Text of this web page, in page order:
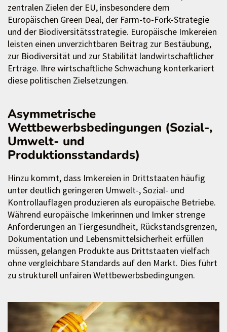
zentralen Zielen der EU, insbesondere dem
Europäischen Green Deal, der Farm-to-Fork-Strategie
und der Biodiversitätsstrategie. Europäische Imkereien
leisten einen unverzichtbaren Beitrag zur Bestäubung,
zur Biodiversität und zur Stabilität landwirtschaftlicher
Erträge. Ihre wirtschaftliche Schwächung konterkariert
diese politischen Zielsetzungen.
Asymmetrische
Wettbewerbsbedingungen (Sozial-,
Umwelt- und
Produktionsstandards)
Hinzu kommt, dass Imkereien in Drittstaaten häufig
unter deutlich geringeren Umwelt-, Sozial- und
Kontrollauflagen produzieren als europäische Betriebe.
Während europäische Imkerinnen und Imker strenge
Anforderungen an Tiergesundheit, Rückstandsgrenzen,
Dokumentation und Lebensmittelsicherheit erfüllen
müssen, gelangen Produkte aus Drittstaaten vielfach
ohne vergleichbare Standards auf den Markt. Dies führt
zu strukturell unfairen Wettbewerbsbedingungen.